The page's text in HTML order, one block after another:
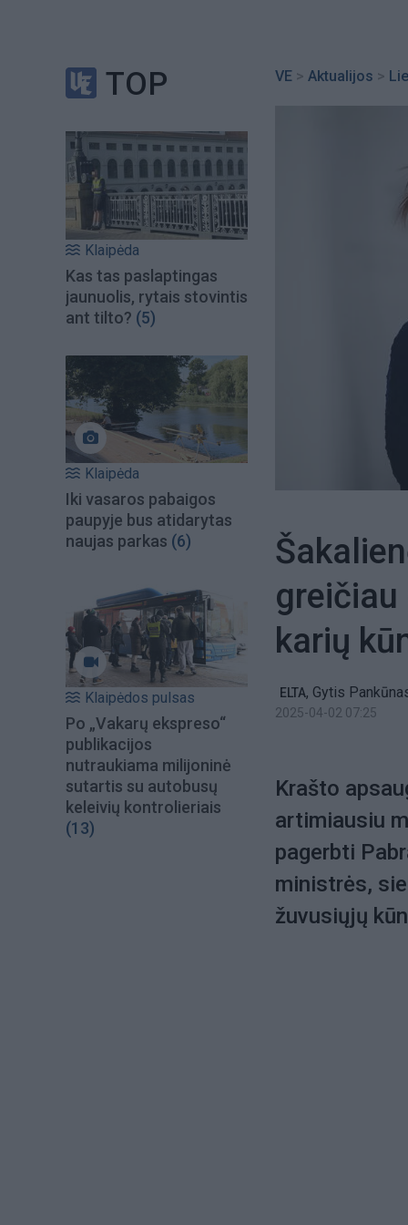
TOP
Klaipėda
Kas tas paslaptingas
jaunuolis, rytais stovintis
ant tilto? (5)
Klaipėda
Iki vasaros pabaigos
paupyje bus atidarytas
naujas parkas (6)
Klaipėdos pulsas
Po „Vakarų ekspreso“
publikacijos
nutraukiama milijoninė
sutartis su autobusų
keleivių kontrolieriais
(13)
VE > Aktualijos >
greičiau
karių
ELTA, Gytis
2025-04-02 07:25
Krašto
artimiausiu
pagerbti
ministrės,
žuvusiųjų